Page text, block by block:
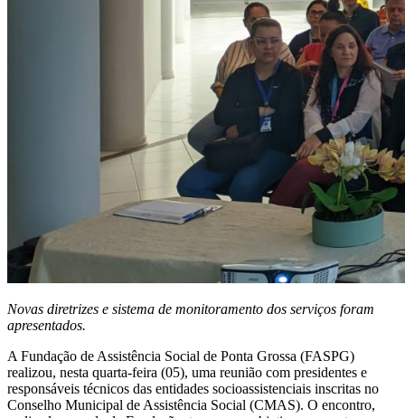
Novas diretrizes e sistema de monitoramento dos serviços foram
apresentados.
A Fundação de Assistência Social de Ponta Grossa (FASPG)
realizou, nesta quarta-feira (05), uma reunião com presidentes e
responsáveis técnicos das entidades socioassistenciais inscritas no
Conselho Municipal de Assistência Social (CMAS). O encontro,